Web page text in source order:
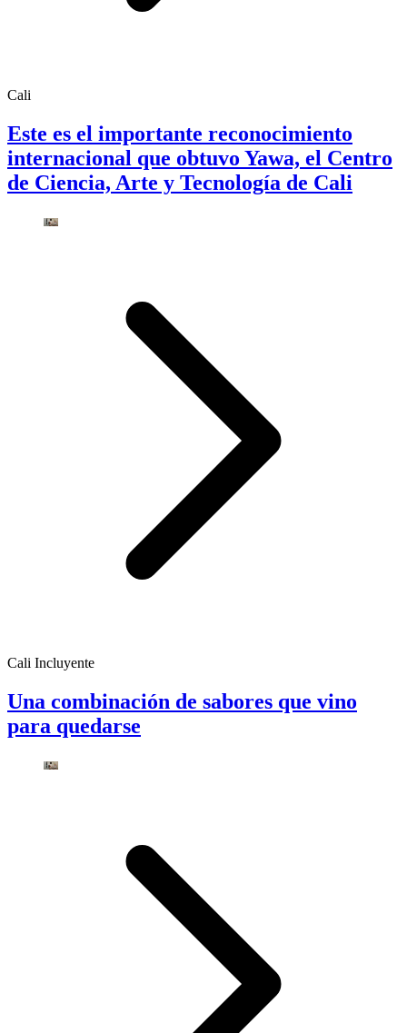
Cali
Este es el importante reconocimiento
internacional que obtuvo Yawa, el Centro
de Ciencia, Arte y Tecnología de Cali
Cali Incluyente
Una combinación de sabores que vino
para quedarse